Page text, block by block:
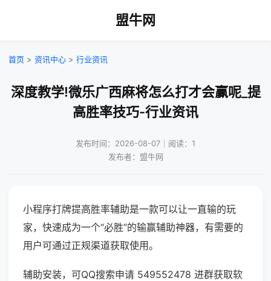
盟牛网
首页 > 资讯中心 > 行业资讯
深度教学!微乐广西麻将怎么打才会赢呢_提
高胜率技巧-行业资讯
发布时间：2026-08-07｜阅读：1
发布者：盟牛网
小程序打牌提高胜率辅助是一款可以让一直输的玩
家，快速成为一个“必胜”的输赢辅助神器，有需要的
用户可通过正规渠道获取使用。
辅助安装，可QQ搜索申请 549552478 进群获取软